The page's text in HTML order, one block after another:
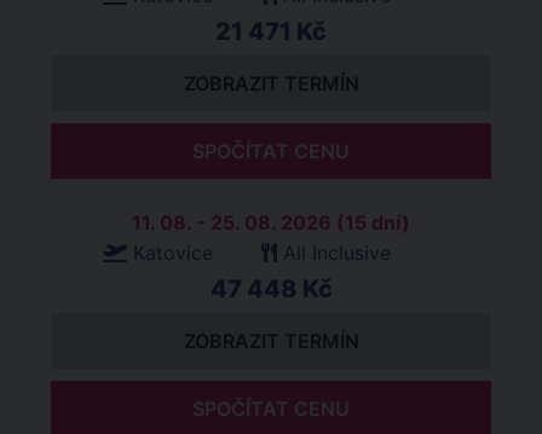
21 471 Kč
ZOBRAZIT TERMÍN
SPOČÍTAT CENU
11. 08. - 25. 08. 2026 (15 dní)
Katovice
All Inclusive
47 448 Kč
ZOBRAZIT TERMÍN
SPOČÍTAT CENU